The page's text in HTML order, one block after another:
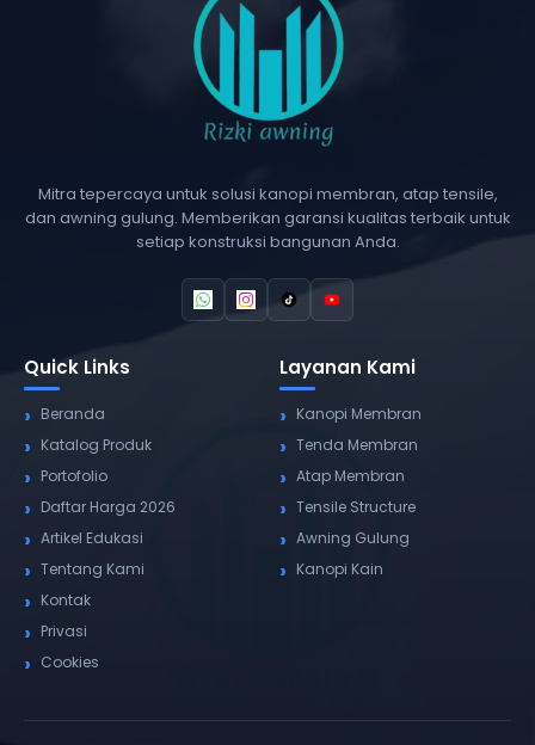
Mitra tepercaya untuk solusi kanopi membran, atap tensile,
dan awning gulung. Memberikan garansi kualitas terbaik untuk
setiap konstruksi bangunan Anda.
Quick Links
Beranda
Katalog Produk
Portofolio
Daftar Harga 2026
Artikel Edukasi
Tentang Kami
Kontak
Privasi
Cookies
Layanan Kami
Kanopi Membran
Tenda Membran
Atap Membran
Tensile Structure
Awning Gulung
Kanopi Kain